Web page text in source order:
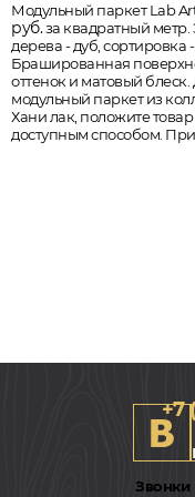
Модульный паркет Lab
руб.за квадратный
дерева - дуб, сортировка
Брашированная
оттенок и матовый блеск.
модульный паркет из
Хани лак, положите
доступным способом.
+7
Звонки